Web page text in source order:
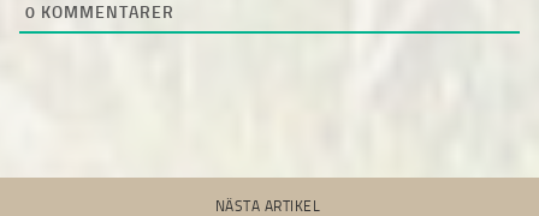
0 KOMMENTARER
NÄSTA ARTIKEL